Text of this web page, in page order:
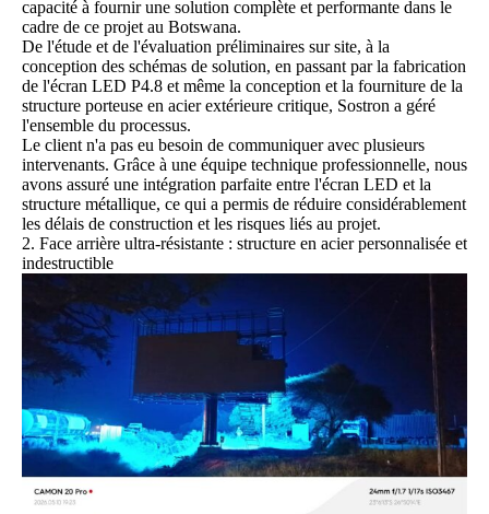
capacité à fournir une solution complète et performante dans le
cadre de ce projet au Botswana.
De l'étude et de l'évaluation préliminaires sur site, à la
conception des schémas de solution, en passant par la fabrication
de l'écran LED P4.8 et même la conception et la fourniture de la
structure porteuse en acier extérieure critique, Sostron a géré
l'ensemble du processus.
Le client n'a pas eu besoin de communiquer avec plusieurs
intervenants. Grâce à une équipe technique professionnelle, nous
avons assuré une intégration parfaite entre l'écran LED et la
structure métallique, ce qui a permis de réduire considérablement
les délais de construction et les risques liés au projet.
2. Face arrière ultra-résistante : structure en acier personnalisée et
indestructible